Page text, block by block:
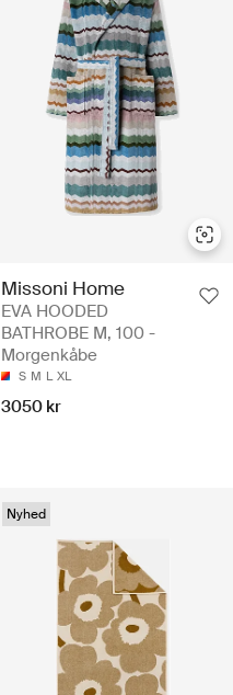
Missoni Home
EVA HOODED
BATHROBE M, 100 -
Morgenkåbe
S M L XL
3050 kr
Nyhed